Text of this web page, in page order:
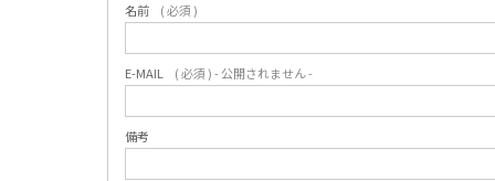
名前 ( 必須 )
E-MAIL ( 必須 ) - 公開されません -
備考